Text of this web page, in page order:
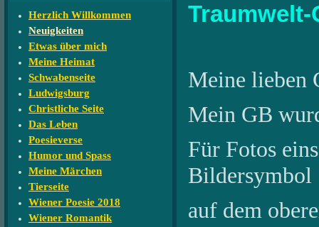
Herzlich Willkommen
Neuigkeiten
Etwas über mich
Meine Heimat
Schwabenseite
Ludwigsburg
Christliche Seite
Das Leben
Poesieverse
Humor und Spass
Meine Märchen
Tierseite
Wiener Poesie 2018
Wiener Romantik
Meine lieben
Mein GB
Für Fotos
Bildersymbol
auf dem